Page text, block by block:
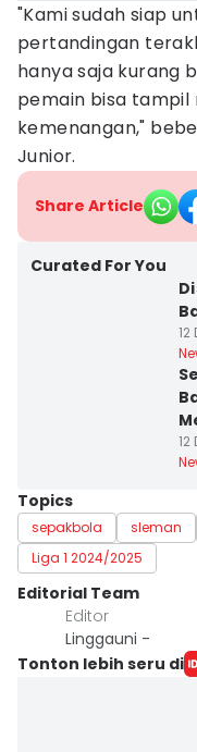
"Kami sudah siap
pertandingan
hanya saja kurang
pemain bisa tampil
kemenangan,"
Junior.
Share Article
Curated For You
12
12
Topics
sepakbola sleman
Liga 1 2024/2025
Editorial Team
Editor
Linggauni -
Tonton lebih seru di